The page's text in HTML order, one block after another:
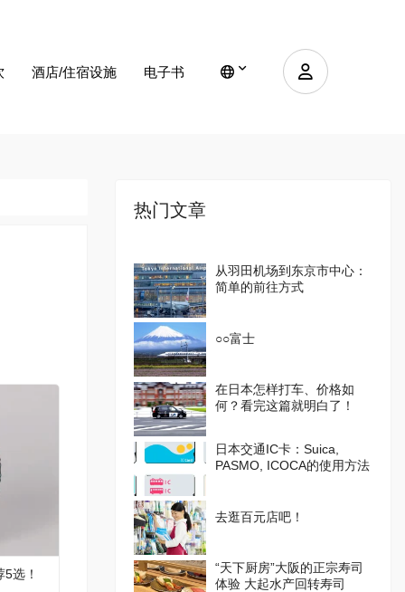
酒店/住宿设施 电子书
选！
热门文章
从羽田机场到东京市中心：
简单的前往方式
○○富士
在日本怎样打车、价格如
何？看完这篇就明白了！
日本交通IC卡：Suica,
PASMO, ICOCA的使用方法
去逛百元店吧！
“天下厨房”大阪的正宗寿司
体验 大起水产回转寿司